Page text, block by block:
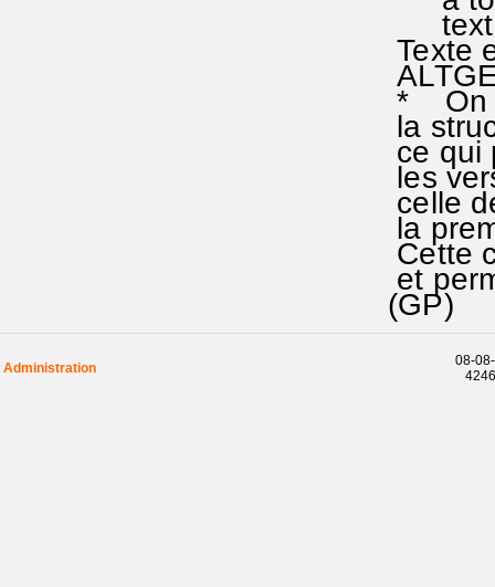
Texte
* On
la
ce qui
les
celle
la
Cette
et
(GP)
Administration
08-